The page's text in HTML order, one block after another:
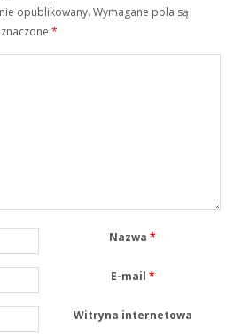
opublikowany. Wymagane pola są
*
Nazwa*
E-mail *
Witryna internetowa